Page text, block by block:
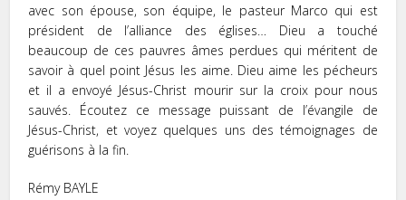
avec son épouse, son équipe, le pasteur Marco qui est
président de l’alliance des églises… Dieu a touché
beaucoup de ces pauvres âmes perdues qui méritent de
savoir à quel point Jésus les aime. Dieu aime les pécheurs
et il a envoyé Jésus-Christ mourir sur la croix pour nous
sauvés. Écoutez ce message puissant de l’évangile de
Jésus-Christ, et voyez quelques uns des témoignages de
guérisons à la fin.
Rémy BAYLE